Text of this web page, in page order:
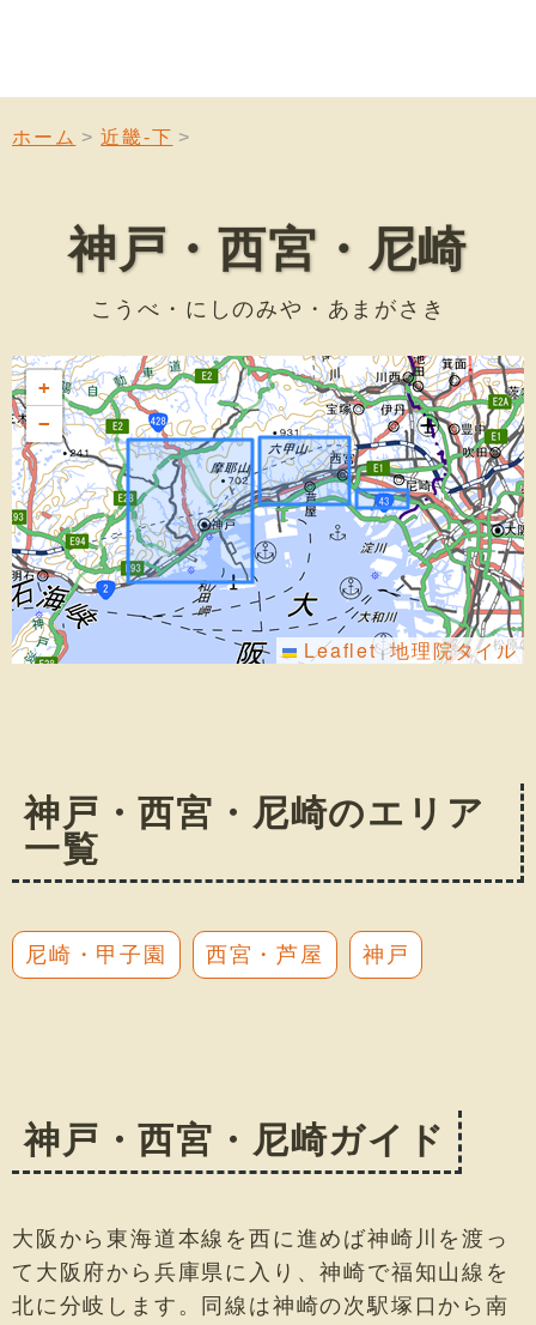
ホーム 近畿-下
神戸・西宮・尼崎
こうべ・にしのみや・あまがさき
+
−
Leaflet | 地理院タイル
神戸・西宮・尼崎のエリア
一覧
尼崎・甲子園 西宮・芦屋 神戸
神戸・西宮・尼崎ガイド
大阪から東海道本線を西に進めば神崎川を渡っ
て大阪府から兵庫県に入り、神崎で福知山線を
北に分岐します。同線は神崎の次駅塚口から南